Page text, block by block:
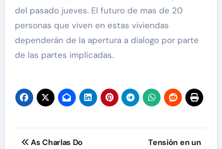
del pasado jueves. El futuro de mas de 20
personas que viven en estas viviendas
dependerán de la apertura a dialogo por parte
de las partes implicadas.
Navegación
As Charlas Do Tensión en un